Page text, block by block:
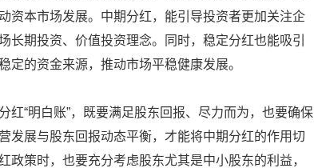
资本市场发展。中期分红，能引导投资者更加关注企
长期投资、价值投资理念。同时，稳定分红也能吸引
定的资金来源，推动市场平稳健康发展。
红“明白账”，既要满足股东回报、尽力而为，也要确保
发展与股东回报动态平衡，才能将中期分红的作用切
政策时，也要充分考虑股东尤其是中小股东的利益，